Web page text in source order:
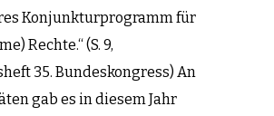
Konjunkturprogramm für
Rechte.“ (S. 9,
35. Bundeskongress) An
gab es in diesem Jahr